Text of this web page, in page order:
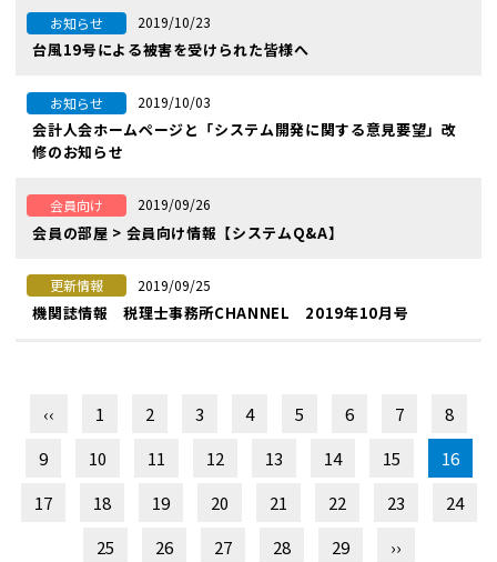
お知らせ 2019/10/23
台風19号による被害を受けられた皆様へ
お知らせ 2019/10/03
会計人会ホームページと「システム開発に関する意見要望」改
修のお知らせ
会員向け 2019/09/26
会員の部屋 > 会員向け情報【システムQ&A】
更新情報 2019/09/25
機関誌情報 税理士事務所CHANNEL 2019年10月号
‹‹ 1 2 3 4 5 6 7
8
9
10 11 12 13 14 15
16
17
18 19 20 21 22 23
24
25
26 27 28 29 ››